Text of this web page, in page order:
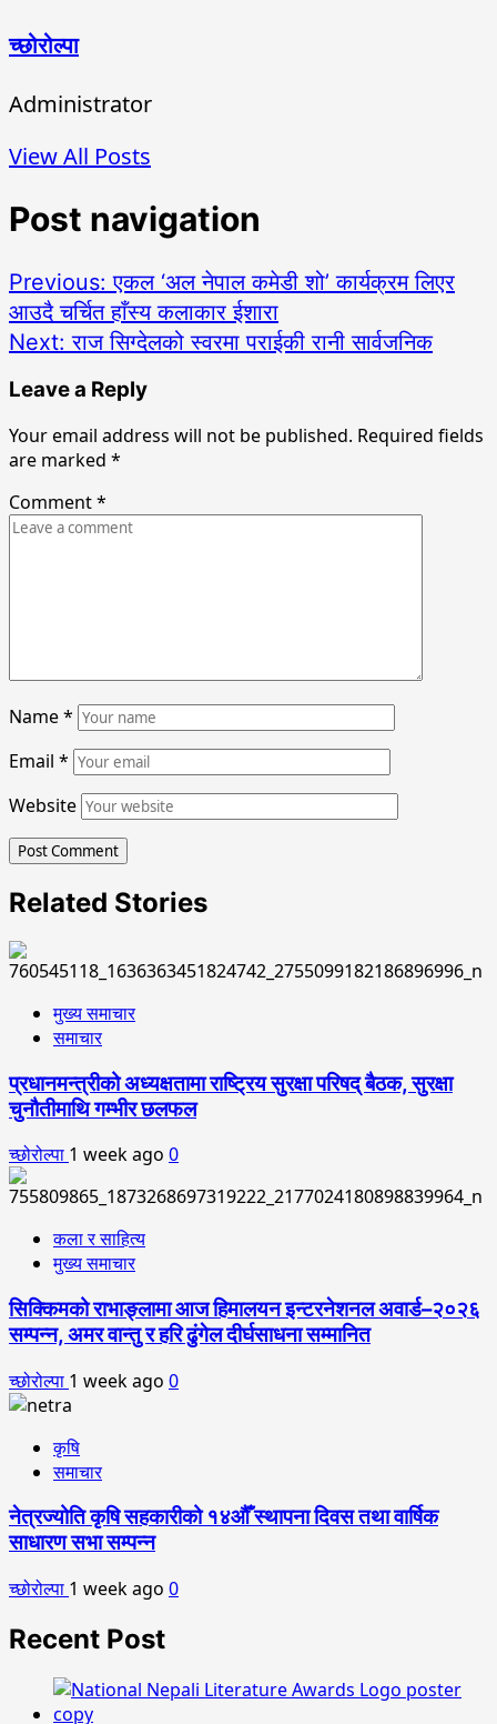
च्छोरोल्पा
Administrator
View All Posts
Post navigation
Previous:एकल ‘अल नेपाल कमेडी शो’ कार्यक्रम लिएर
आउदै चर्चित हाँस्य कलाकार ईशारा
Next:राज सिग्देलको स्वरमा पराईकी रानी सार्वजनिक
Leave a Reply
Your email address will not be published. Required fields
are marked *
Comment*
Name*
Email *
Website
Related Stories
मुख्य समाचार
समाचार
प्रधानमन्त्रीको अध्यक्षतामा राष्ट्रिय सुरक्षा परिषद् बैठक, सुरक्षा
चुनौतीमाथि गम्भीर छलफल
च्छोरोल्पा 1 week ago 0
कला र साहित्य
मुख्य समाचार
सिक्किमको राभाङ्लामा आज हिमालयन इन्टरनेशनल अवार्ड–२०२६
सम्पन्न, अमर वान्तु र हरि ढुंगेल दीर्घसाधना सम्मानित
च्छोरोल्पा 1 week ago 0
कृषि
समाचार
नेत्रज्योति कृषि सहकारीको १४औँ स्थापना दिवस तथा वार्षिक
साधारण सभा सम्पन्न
च्छोरोल्पा 1 week ago 0
Recent Post